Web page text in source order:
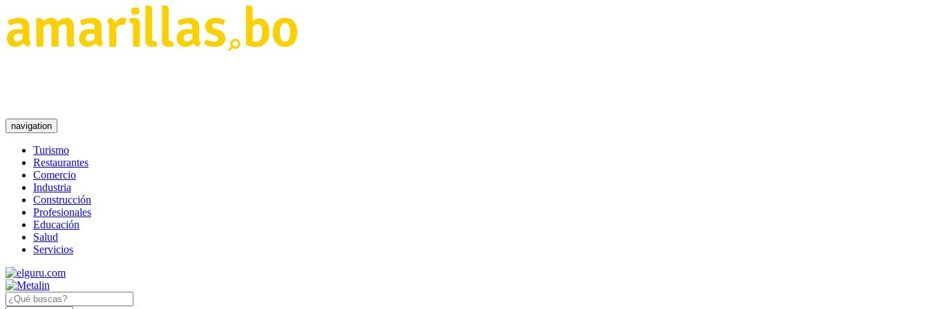
navigation
Turismo
Restaurantes
Comercio
Industria
Construcción
Profesionales
Educación
Salud
Servicios